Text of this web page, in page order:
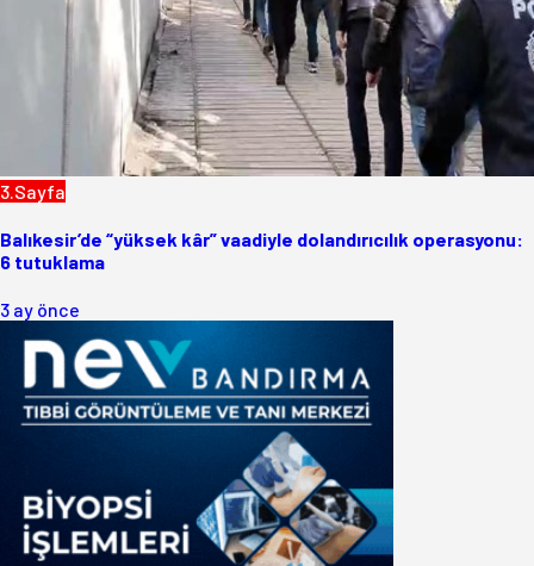
3.Sayfa
Balıkesir’de “yüksek kâr” vaadiyle dolandırıcılık operasyonu:
6 tutuklama
3 ay önce